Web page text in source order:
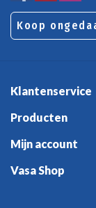
Koop
Klantenservice
Producten
Mijn account
Vasa Shop